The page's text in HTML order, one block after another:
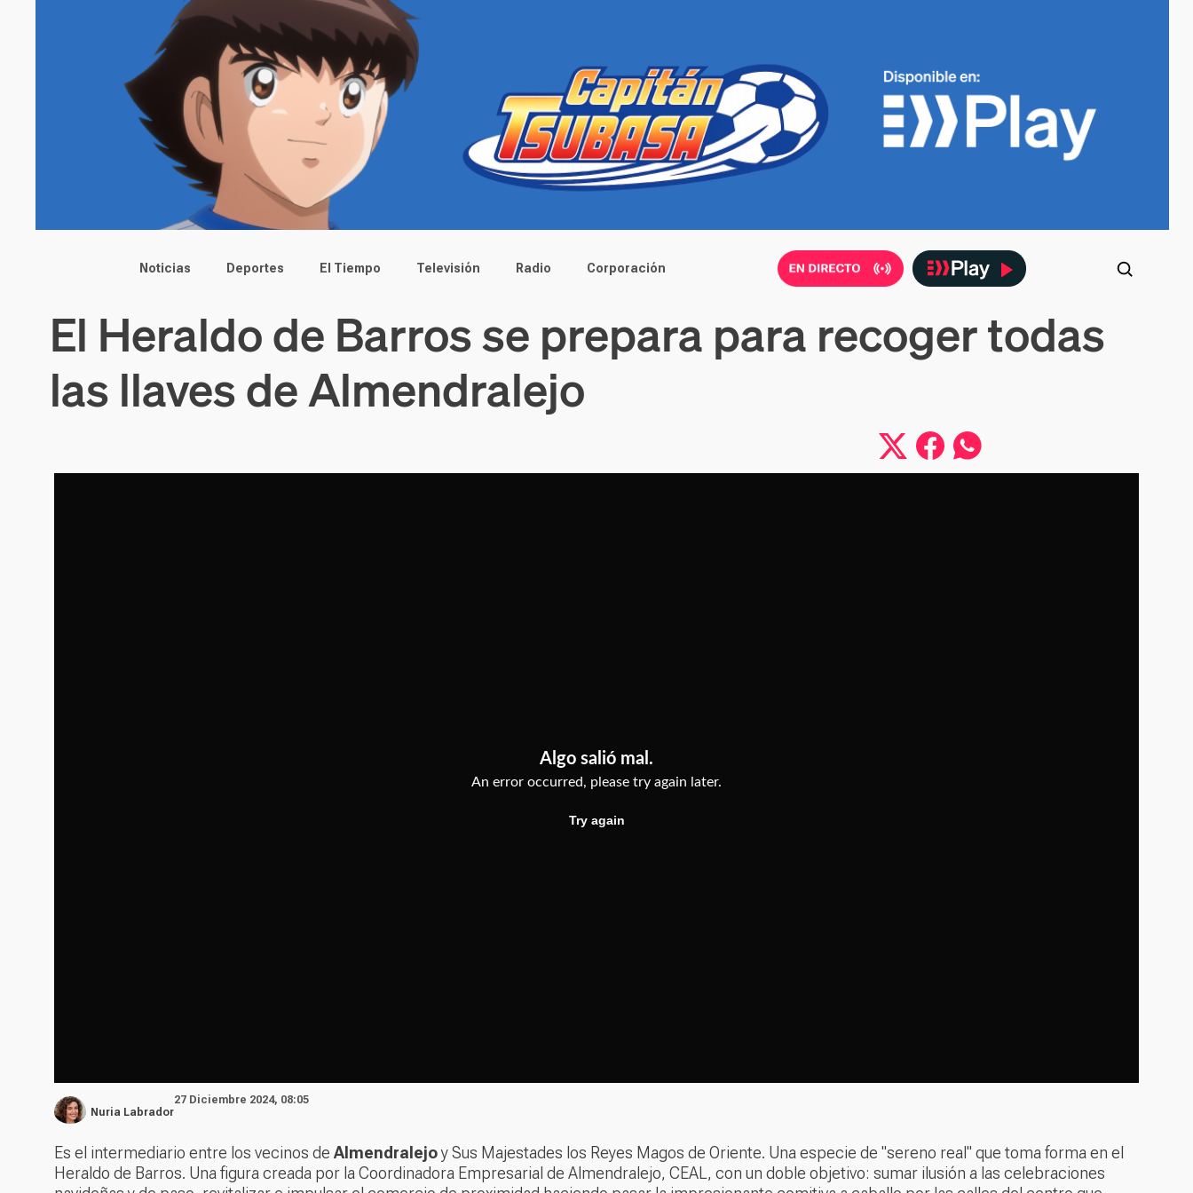
Main menu
Noticias Deportes El Tiempo Televisión Radio Corporación
El Heraldo de Barros se prepara para recoger todas
las llaves de Almendralejo
Nuria Labrador
27 Diciembre 2024, 08:05
Es el intermediario entre los vecinos de Almendralejoy Sus Majestades los Reyes Magos de Oriente. Una especie de "sereno real" que toma forma en el
Heraldo de Barros. Una figura creada por laCoordinadora Empresarial de Almendralejo, CEAL, con un doble objetivo: sumar ilusión a las celebraciones